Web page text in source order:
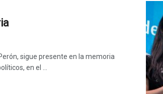
sigue presente en la memoria
en el ...